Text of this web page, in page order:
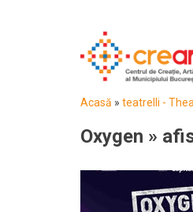
Acasă » teatrelli -
Oxygen »